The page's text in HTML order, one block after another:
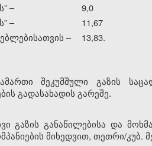
–
9,0
–
11,67
–
13,83.
შეკუმშული გაზის
გადასახადის გარეშე.
გაზის განაწილებისა და
მიხედვით, თეთრი/კუბ.